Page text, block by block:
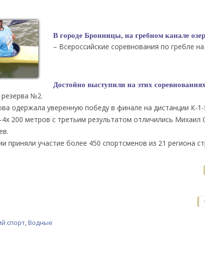
В городе Бронницы, на гребном канале
– Всероссийские соревнования по гребле
Достойно выступили на этих
№2.
одержала уверенную победу в финале на дистанции К-
4х 200 метров с третьим результатом отличились
приняли участие более 450 спортсменов из 21 региона
спорт,Водные